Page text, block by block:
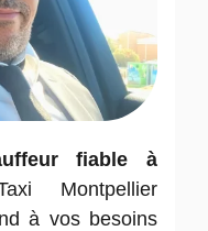
fiable à
Montpellier
à vos besoins